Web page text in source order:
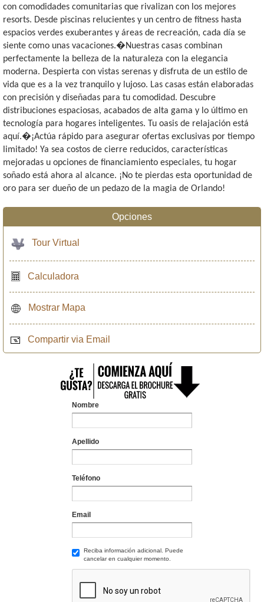
con comodidades comunitarias que rivalizan con los mejores
resorts. Desde piscinas relucientes y un centro de fitness hasta
espacios verdes exuberantes y áreas de recreación, cada día se
siente como unas vacaciones.�Nuestras casas combinan
perfectamente la belleza de la naturaleza con la elegancia
moderna. Despierta con vistas serenas y disfruta de un estilo de
vida que es a la vez tranquilo y lujoso. Las casas están elaboradas
con precisión y diseñadas para tu comodidad. Descubre
distribuciones espaciosas, acabados de alta gama y lo último en
tecnología para hogares inteligentes. Tu oasis de relajación está
aquí.�¡Actúa rápido para asegurar ofertas exclusivas por tiempo
limitado! Ya sea costos de cierre reducidos, características
mejoradas u opciones de financiamiento especiales, tu hogar
soñado está ahora al alcance. ¡No te pierdas esta oportunidad de
oro para ser dueño de un pedazo de la magia de Orlando!
Opciones
Tour Virtual
Calculadora
Mostrar Mapa
Compartir via Email
Nombre
Apellido
Teléfono
Email
Reciba información adicional. Puede
cancelar en cualquier momento.